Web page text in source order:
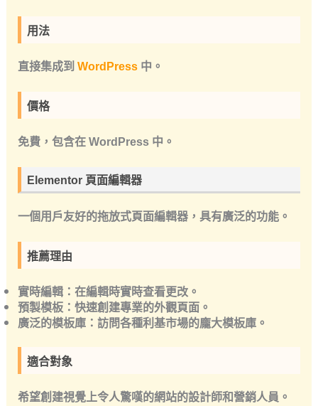
用法
直接集成到WordPress中。
價格
免費，包含在 WordPress 中。
Elementor 頁面編輯器
一個用戶友好的拖放式頁面編輯器，具有廣泛的功能。
推薦理由
實時編輯：在編輯時實時查看更改。
預製模板：快速創建專業的外觀頁面。
廣泛的模板庫：訪問各種利基市場的龐大模板庫。
適合對象
希望創建視覺上令人驚嘆的網站的設計師和營銷人員。